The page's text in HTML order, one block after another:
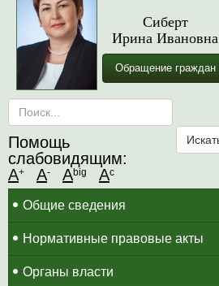
Сиберт
Ирина Ивановна
Обращение граждан
Помощь
слабовидящим:
A+ A- Abig Ac
Общие сведения
Нормативные правовые акты
Органы власти